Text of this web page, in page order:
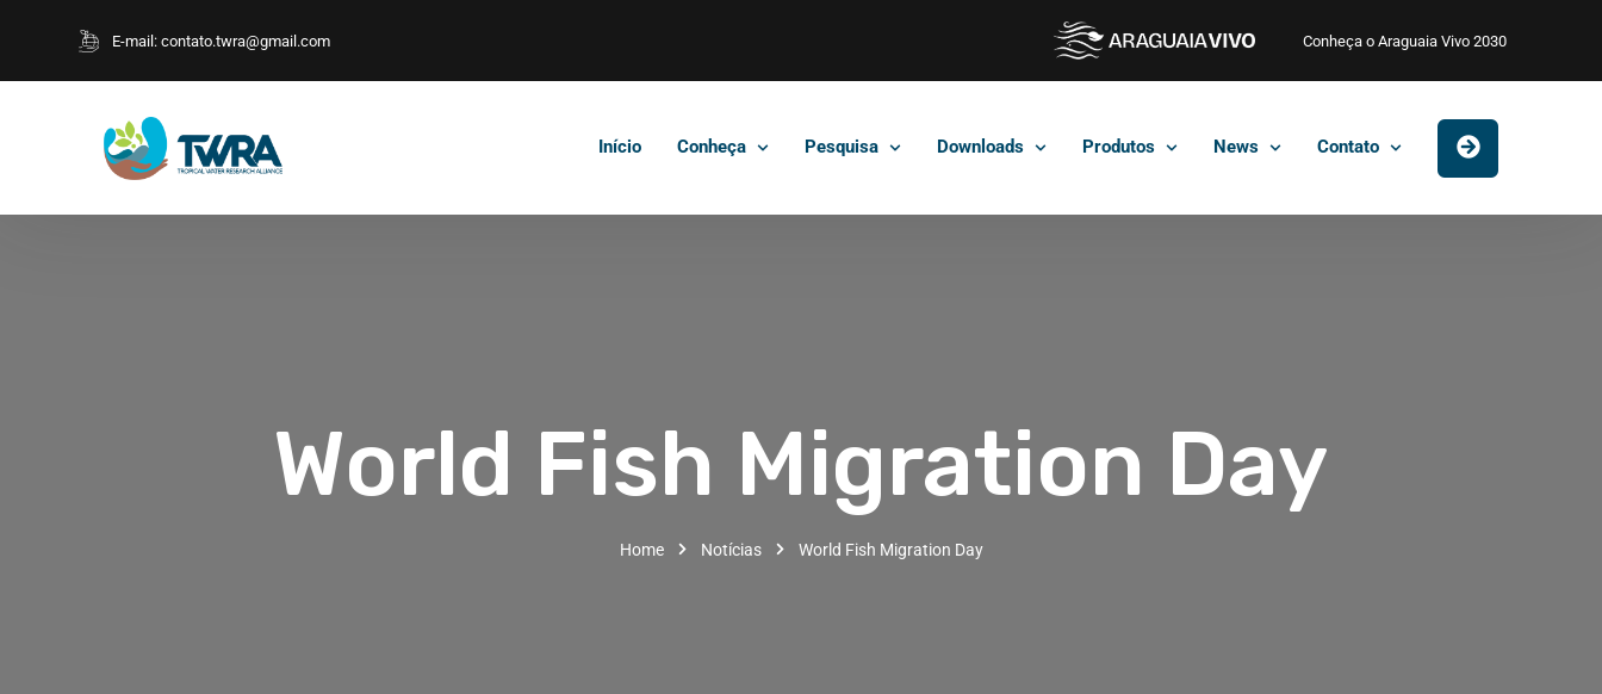
E-mail: contato.twra@gmail.com Conheça o Araguaia Vivo 2030
Início Conheça Pesquisa Downloads Produtos News Contato
World Fish Migration Day
Home Notícias World Fish Migration Day